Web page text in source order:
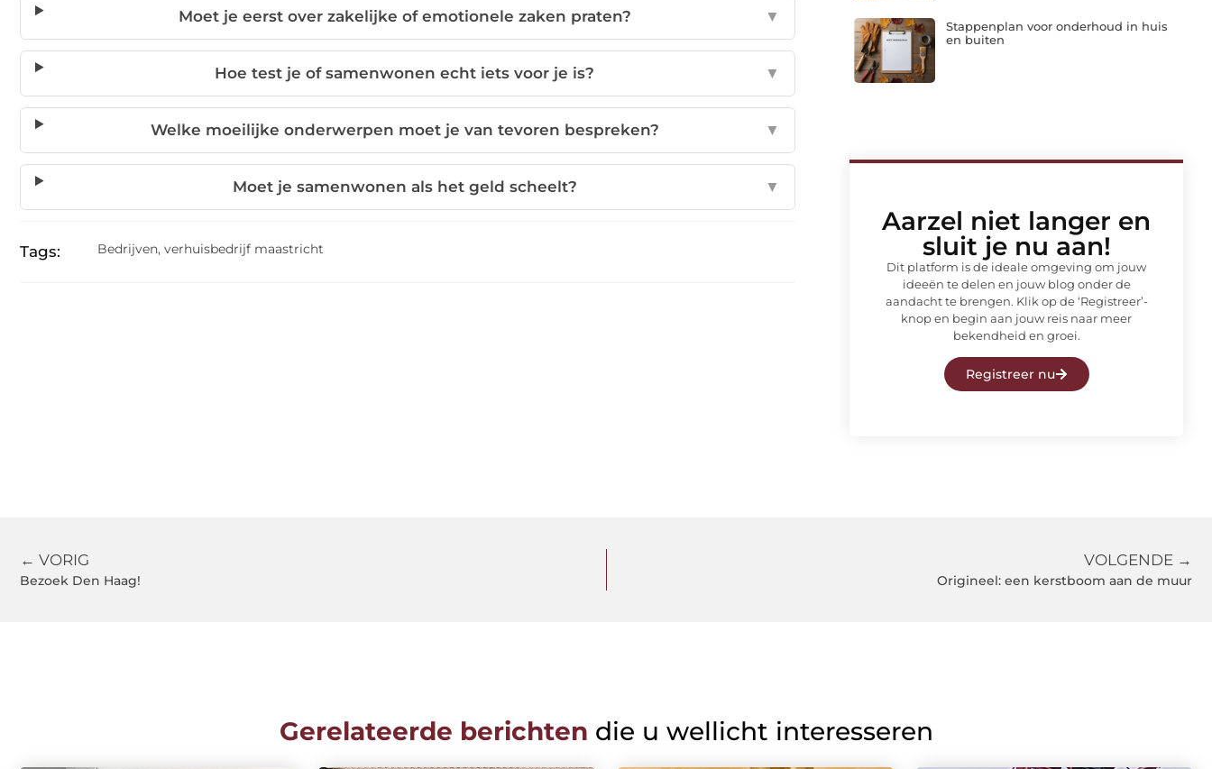
Moet je eerst over zakelijke of emotionele zaken praten? ▼
Hoe test je of samenwonen echt iets voor je is? ▼
Welke moeilijke onderwerpen moet je van tevoren bespreken? ▼
Moet je samenwonen als het geld scheelt? ▼
Tags: Bedrijven, verhuisbedrijf maastricht
Stappenplan voor onderhoud in huis
en buiten
Aarzel niet langer en
sluit je nu aan!
Dit platform is de ideale omgeving om jouw
ideeën te delen en jouw blog onder de
aandacht te brengen. Klik op de ‘Registreer’-
knop en begin aan jouw reis naar meer
bekendheid en groei.
Registreer nu
← VORIG
Bezoek Den Haag!
VOLGENDE →
Origineel: een kerstboom aan de muur
Gerelateerde berichten die u wellicht interesseren